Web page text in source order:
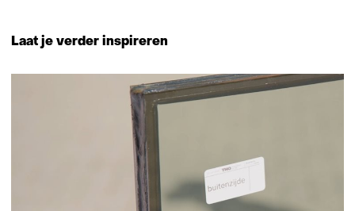
(Neem
contact
Laat je verder inspireren
4
resultaten,
4